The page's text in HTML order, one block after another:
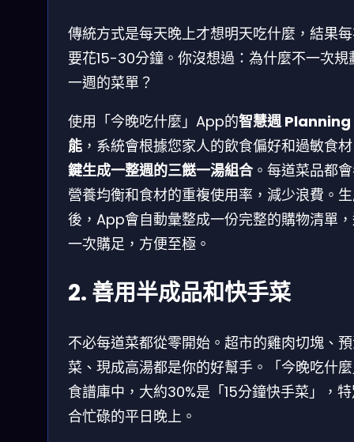
傳統方式是每天晚上才想明天吃什麼，結果
要花15-30分鐘。你沒想過：為什麼不一次規
一週的菜單？
使用「今晚吃什麼」App的智慧週 Planning
能 ，系統會根據您家人的飲食偏好和過敏食
鍵生成一整週的三餸一湯組合。每道菜品都
營養均衡和食材的重複使用率，減少浪費。
後，App會自動彙整成一份完整的購物清單
一次購足，方便至極。
2. 善用半成品和快手菜
不必每道菜都從零開始。超市的雞肉切塊、
菜、現成高湯都是你的好幫手。「今晚吃什
食譜庫中，大約30%是「15分鐘快手菜」，
合忙碌的平日晚上。